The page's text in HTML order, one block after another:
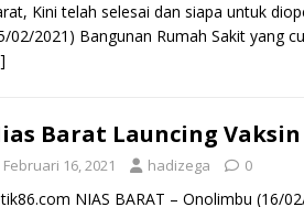
Kini telah selesai dan siapa untuk
02/2021) Bangunan Rumah Sakit yang
Barat Launcing Vaksin
Februari 16, 2021 hadizega 0
NIAS BARAT – Onolimbu (16/